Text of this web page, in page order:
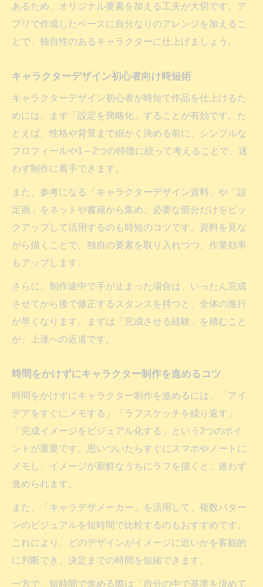
あるため、オリジナル要素を加える工夫が大切です。ア
プリで作成したベースに自分なりのアレンジを加えるこ
とで、独自性のあるキャラクターに仕上げましょう。
キャラクターデザイン初心者向け時短術
キャラクターデザイン初心者が時短で作品を仕上げるた
めには、まず「設定を簡略化」することが有効です。た
とえば、性格や背景まで細かく決める前に、シンプルな
プロフィールや1～2つの特徴に絞って考えることで、迷
わず制作に着手できます。
また、参考になる「キャラクターデザイン資料」や「設
定画」をネットや書籍から集め、必要な部分だけをピッ
クアップして活用するのも時短のコツです。資料を見な
がら描くことで、独自の要素を取り入れつつ、作業効率
もアップします。
さらに、制作途中で手が止まった場合は、いったん完成
させてから後で修正するスタンスを持つと、全体の進行
が早くなります。まずは「完成させる経験」を積むこと
が、上達への近道です。
時間をかけずにキャラクター制作を進めるコツ
時間をかけずにキャラクター制作を進めるには、「アイ
デアをすぐにメモする」「ラフスケッチを繰り返す」
「完成イメージをビジュアル化する」という3つのポイ
ントが重要です。思いついたらすぐにスマホやノートに
メモし、イメージが新鮮なうちにラフを描くと、迷わず
進められます。
また、「キャラデザメーカー」を活用して、複数パター
ンのビジュアルを短時間で比較するのもおすすめです。
これにより、どのデザインがイメージに近いかを客観的
に判断でき、決定までの時間を短縮できます。
一方で、短時間で進める際は「自分の中で基準を決めて